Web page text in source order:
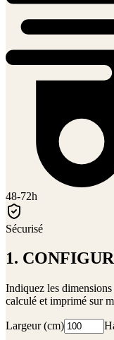
48-72h
Sécurisé
1.
Indiquez les
calculé et imprimé sur
Largeur (cm)